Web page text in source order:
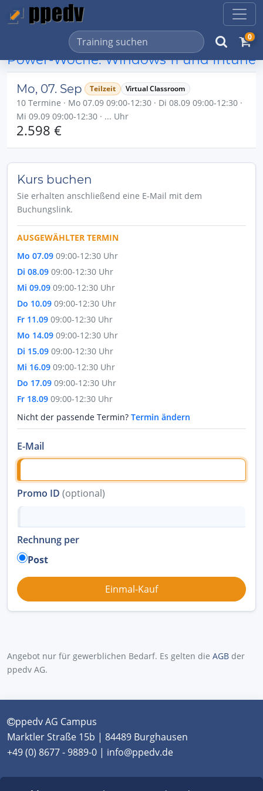
0
Power-Woche: Windows 11 und Intune
Mo, 07. Sep Teilzeit Virtual Classroom
10 Termine · Mo 07.09 09:00-12:30 · Di 08.09 09:00-12:30 ·
Mi 09.09 09:00-12:30 · ... Uhr
2.598 €
Kurs buchen
Sie erhalten anschließend eine E-Mail mit dem
Buchungslink.
AUSGEWÄHLTER TERMIN
Mo 07.09 09:00-12:30 Uhr
Di 08.09 09:00-12:30 Uhr
Mi 09.09 09:00-12:30 Uhr
Do 10.09 09:00-12:30 Uhr
Fr 11.09 09:00-12:30 Uhr
Mo 14.09 09:00-12:30 Uhr
Di 15.09 09:00-12:30 Uhr
Mi 16.09 09:00-12:30 Uhr
Do 17.09 09:00-12:30 Uhr
Fr 18.09 09:00-12:30 Uhr
Nicht der passende Termin? Termin ändern
E-Mail
Promo ID (optional)
Rechnung per
Post
Angebot nur für gewerblichen Bedarf. Es gelten die AGB der
ppedv AG.
ppedv AG Campus
Marktler Straße 15b | 84489 Burghausen
+49 (0) 8677 - 9889-0 | info@ppedv.de